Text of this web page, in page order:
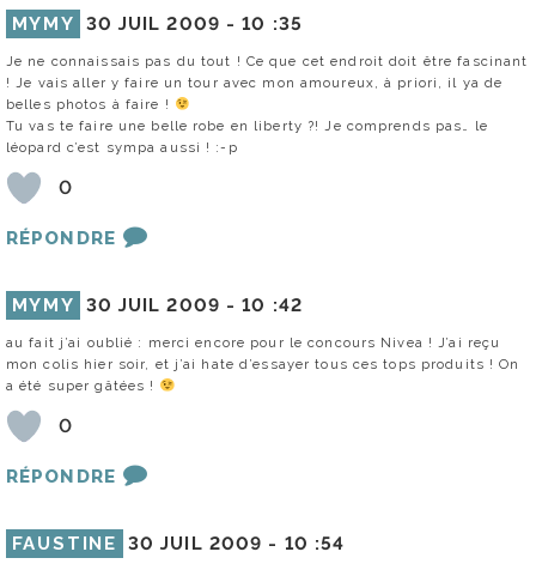
MYMY 30 JUIL 2009 -10 :35
Je ne connaissais pas du tout ! Ce que cet endroit doit être fascinant
! Je vais aller y faire un tour avec mon amoureux, à priori, il ya de
belles photos à faire !
Tu vas te faire une belle robe en liberty ?! Je comprends pas… le
léopard c’est sympa aussi ! :-p
0
RÉPONDRE
MYMY 30 JUIL 2009 -10 :42
au fait j’ai oublié : merci encore pour le concours Nivea ! J’ai reçu
mon colis hier soir, et j’ai hate d’essayer tous ces tops produits ! On
a été super gâtées !
0
RÉPONDRE
FAUSTINE 30 JUIL 2009 - 10 :54